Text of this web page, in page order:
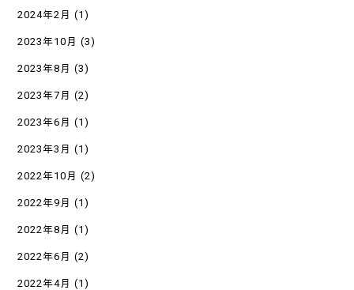
2024年2月 (1)
2023年10月 (3)
2023年8月 (3)
2023年7月 (2)
2023年6月 (1)
2023年3月 (1)
2022年10月 (2)
2022年9月 (1)
2022年8月 (1)
2022年6月 (2)
2022年4月 (1)